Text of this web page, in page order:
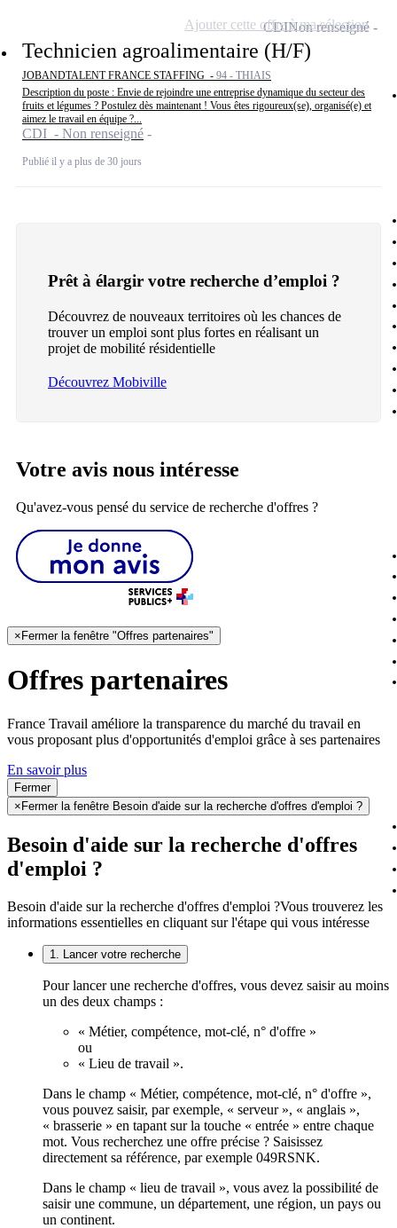
Technicien agroalimentaire (H/F)
JOBANDTALENT FRANCE STAFFING - 94 - THIAIS
Description du poste : Envie de rejoindre une entreprise dynamique du secteur des
fruits et légumes ? Postulez dès maintenant ! Vous êtes rigoureux(se), organisé(e) et
aimez le travail en équipe ?...
CDI - Non renseigné
Publié il y a plus de 30 jours
CDINon renseigné
Ajouter cette offre à ma sélection
Prêt à élargir votre recherche d’emploi ?
Découvrez de nouveaux territoires où les chances de
trouver un emploi sont plus fortes en réalisant un
projet de mobilité résidentielle
Découvrez Mobiville
Votre avis nous intéresse
Qu'avez-vous pensé du service de recherche d'offres ?
× Fermer la fenêtre "Offres partenaires"
Offres partenaires
France Travail améliore la transparence du marché du travail en
vous proposant plus d'opportunités d'emploi grâce à ses partenaires
En savoir plus
Fermer
× Fermer la fenêtre Besoin d'aide sur la recherche d'offres d'emploi ?
Besoin d'aide sur la recherche d'offres
d'emploi ?
Besoin d'aide sur la recherche d'offres d'emploi ?Vous trouverez les
informations essentielles en cliquant sur l'étape qui vous intéresse
1. Lancer votre recherche
Pour lancer une recherche d'offres, vous devez saisir au moins
un des deux champs :
« Métier, compétence, mot-clé, n° d'offre »
ou
« Lieu de travail ».
Dans le champ « Métier, compétence, mot-clé, n° d'offre »,
vous pouvez saisir, par exemple, « serveur », « anglais »,
« brasserie » en tapant sur la touche « entrée » entre chaque
mot. Vous recherchez une offre précise ? Saisissez
directement sa référence, par exemple 049RSNK.
Dans le champ « lieu de travail », vous avez la possibilité de
saisir une commune, un département, une région, un pays ou
un continent.